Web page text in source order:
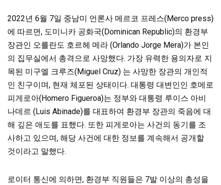
2022년 6월 7일 중남미 언론사 메르코 프레스(Merco press)
에 따르면, 도미니카 공화국(Dominican Republic)의 환경부
장관인 오를란도 호르헤 메라 (Orlando Jorge Mera)가 본인
의 집무실에서 총격으로 사망했다. 가장 유력한 용의자로 지
목된 미구엘 크루즈(Miguel Cruz) 는 사망한 장관의 개인적
인 친구이며, 현재 체포된 상태이다. 대통령 대변인인 호메로
피게로아(Homero Figueroa)는 정부와 대통령 루이스 아비
나데르 (Luis Abinade)를 대표하여 환경부 장관의 죽음에 대
해 깊은 애도를 표했다. 또한 피게로아는 사건의 동기를 조
사하고 있으며, 해당 사건에 대한 정보를 계속해서 공개할
것이라고 말했다.
로이터 통신에 의하면, 환경부 직원들은 7발 이상의 총성을